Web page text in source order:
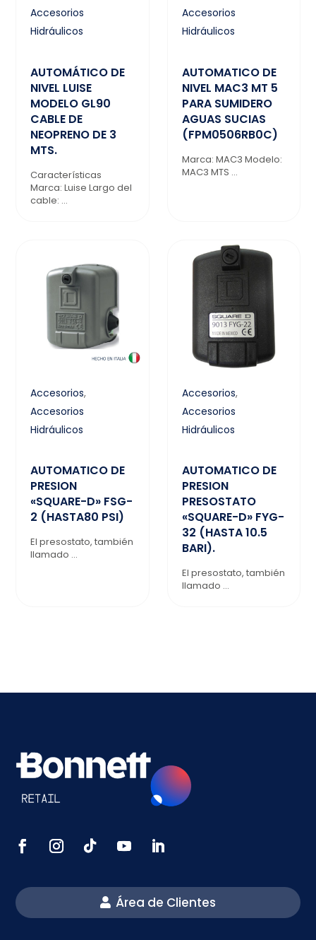
Accesorios
Hidráulicos
AUTOMÁTICO DE
NIVEL LUISE
MODELO GL90
CABLE DE
NEOPRENO DE 3
MTS.
Características
Marca: Luise Largo del
cable: ...
Accesorios
Hidráulicos
AUTOMATICO DE
NIVEL MAC3 MT 5
PARA SUMIDERO
AGUAS SUCIAS
(FPM0506RB0C)
Marca: MAC3 Modelo:
MAC3 MTS ...
Accesorios,
Accesorios
Hidráulicos
AUTOMATICO DE
PRESION
«SQUARE-D» FSG-
2 (HASTA80 PSI)
El presostato, también
llamado ...
Accesorios,
Accesorios
Hidráulicos
AUTOMATICO DE
PRESION
PRESOSTATO
«SQUARE-D» FYG-
32 (HASTA 10.5
BARI).
El presostato, también
llamado ...
Área de Clientes